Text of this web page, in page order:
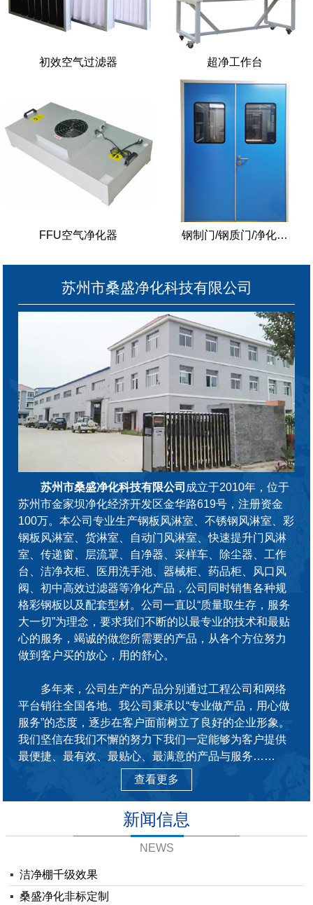
初效空气过滤器 超净工作台
FFU空气净化器 钢制门/钢质门/净化…
苏州市桑盛净化科技有限公司
苏州市桑盛净化科技有限公司 成立于2010年，位于
苏州市金家坝净化经济开发区金华路619号，注册资金
100万。本公司专业生产钢板风淋室、不锈钢风淋室、彩
钢板风淋室、货淋室、自动门风淋室、快速提升门风淋
室、传递窗、层流罩、自净器、采样车、除尘器、工作
台、洁净衣柜、医用洗手池、器械柜、药品柜、风口风
阀、初中高效过滤器等净化产品，公司同时销售各种规
格彩钢板以及配套型材。公司一直以“质量取生存，服务
大一切”为理念，要求我们不断的以最专业的技术和最贴
心的服务，竭诚的做您所需要的产品，从各个方位努力
做到客户买的放心，用的舒心。
多年来，公司生产的产品分别通过工程公司和网络
平台销往全国各地。我公司秉承以“专业做产品，用心做
服务”的态度，逐步在客户面前树立了良好的企业形象。
我们坚信在我们不懈的努力下我们一定能够为客户提供
最便捷、最有效、最贴心、最满意的产品与服务……
查看更多
新闻信息
NEWS
▪ 洁净棚千级效果
▪ 桑盛净化非标定制